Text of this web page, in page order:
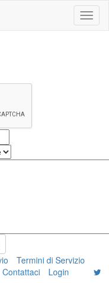
Termini di Servizio
Contattaci Login